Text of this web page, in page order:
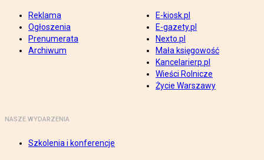
Reklama
Ogłoszenia
Prenumerata
Archiwum
E-kiosk.pl
E-gazety.pl
Nexto.pl
Mała księgowość
Kancelarierp.pl
Wieści Rolnicze
Życie Warszawy
NASZE WYDARZENIA
Szkolenia i konferencje